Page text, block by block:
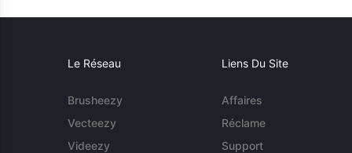
Le Réseau
Brusheezy
Vecteezy
Videezy
Liens Du Site
Affaires
Réclame
Support